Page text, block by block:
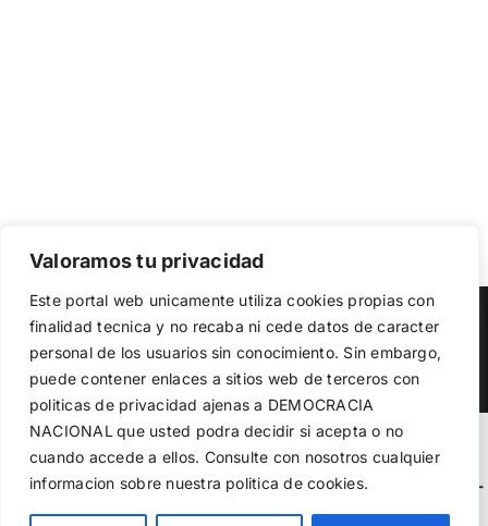
Valoramos tu privacidad
Este portal web unicamente utiliza cookies propias con
finalidad tecnica y no recaba ni cede datos de caracter
personal de los usuarios sin conocimiento. Sin embargo,
puede contener enlaces a sitios web de terceros con
politicas de privacidad ajenas a DEMOCRACIA
NACIONAL que usted podra decidir si acepta o no
cuando accede a ellos. Consulte con nosotros cualquier
informacion sobre nuestra politica de cookies.
Copyright 2023 | Democracia Nacional | All Rights Reserved
Facebook
TwitterInstagram
Warning: Undefined variable $visibility_homepage in
/home/demopwcr/public_html/wp-content/plugins/kn-
mobile-sharebar/kn_mobile_sharebar.phpon line71
el funcionamiento de la web, medir su uso y mejorar
nuestros servicios. Puede aceptar todas las cookies,
rechazar las no necesarias o configurar sus preferencias.
Política de cookies
Aceptar todo
Rechazar